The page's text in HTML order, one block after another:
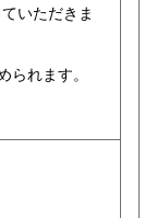
いただきま
られます。